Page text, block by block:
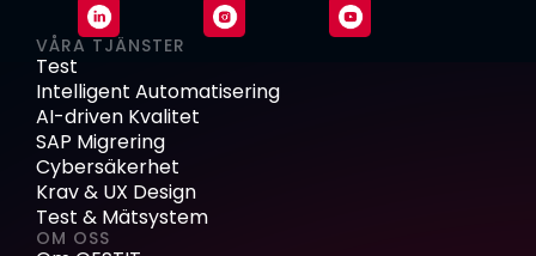
VÅRA TJÄNSTER
Test
Intelligent Automatisering
AI-driven Kvalitet
SAP Migrering
Cybersäkerhet
Krav & UX Design
Test & Mätsystem
OM OSS